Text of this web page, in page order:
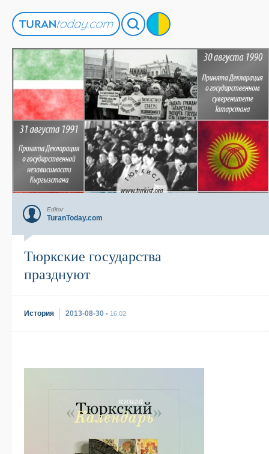
Editor
TuranToday.com
Тюркские государства
празднуют
История 2013-08-30 • 16:02